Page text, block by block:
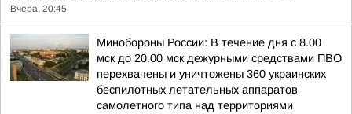
Вчера, 20:45
Минобороны России: В течение дня с 8.00
мск до 20.00 мск дежурными средствами ПВО
перехвачены и уничтожены 360 украинских
беспилотных летательных аппаратов
самолетного типа над территориями